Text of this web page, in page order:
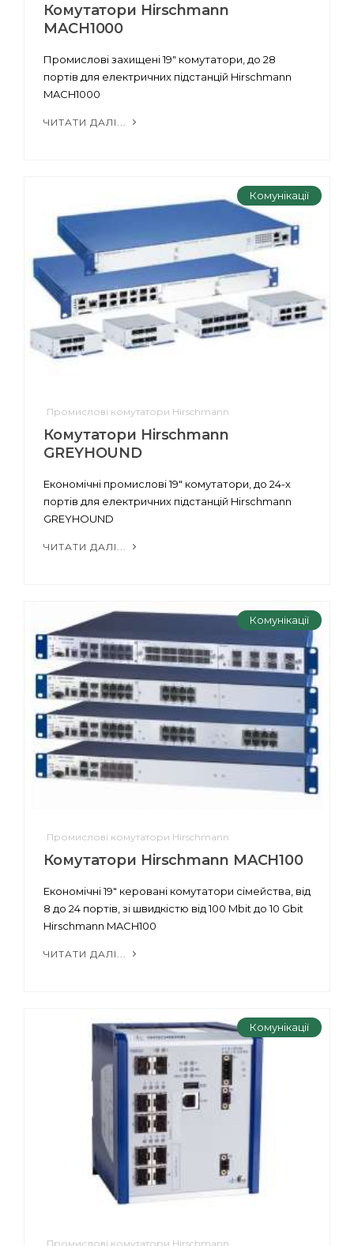
Комутатори Hirschmann
MACH1000
Промислові захищені 19" комутатори, до 28
портів для електричних підстанцій Hirschmann
MACH1000
ЧИТАТИ ДАЛІ...
Комунікації
Промислові комутатори Hirschmann
Комутатори Hirschmann
GREYHOUND
Економічні промислові 19" комутатори, до 24-х
портів для електричних підстанцій Hirschmann
GREYHOUND
ЧИТАТИ ДАЛІ...
Комунікації
Промислові комутатори Hirschmann
Комутатори Hirschmann MACH100
Економічні 19" керовані комутатори сімейства, від
8 до 24 портів, зі швидкістю від 100 Mbit до 10 Gbit
Hirschmann MACH100
ЧИТАТИ ДАЛІ...
Комунікації
Промислові комутатори Hirschmann